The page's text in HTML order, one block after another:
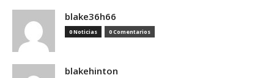
blake36h66
0 Noticias 0 Comentarios
blakehinton